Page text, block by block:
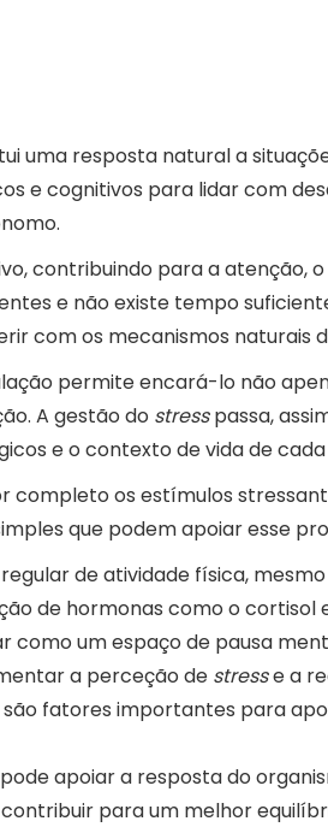
uma resposta natural a
e cognitivos para lidar com
contribuindo para a atenção,
e não existe tempo
com os mecanismos naturais
permite encará-lo não
A gestão do stresspassa,
e o contexto de vida de
os estímulos
que podem apoiar esse
de atividade física,
de hormonas como o
um espaço de pausa
a perceção de stresse a
fatores importantes para
apoiar a resposta do
para um melhor